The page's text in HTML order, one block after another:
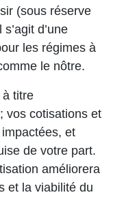
(sous réserve
d’une
les régimes à
le nôtre.
à titre
vos cotisations et
et
de votre part.
améliorera
et la viabilité du